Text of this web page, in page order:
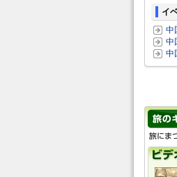
イ
中
中
中